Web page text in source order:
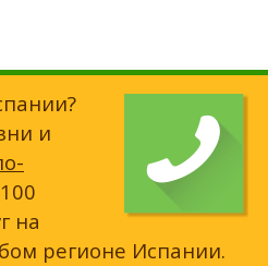
и
на
регионе Испании.